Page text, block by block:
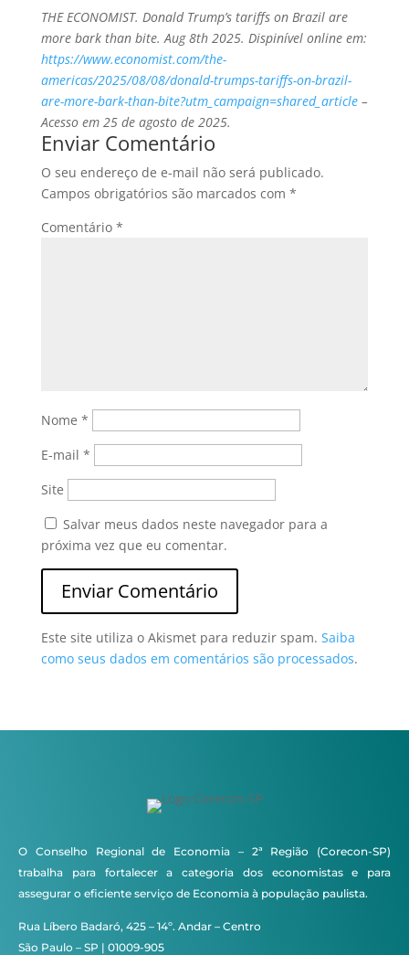
THE ECONOMIST. Donald Trump’s tariffs on Brazil are
more bark than bite. Aug 8th 2025. Dispinível online em:
https://www.economist.com/the-
americas/2025/08/08/donald-trumps-tariffs-on-brazil-
are-more-bark-than-bite?utm_campaign=shared_article–
Acesso em 25 de agosto de 2025.
Enviar Comentário
O seu endereço de e-mail não será publicado.
Campos obrigatórios são marcados com *
Comentário *
Nome *
E-mail *
Site
Salvar meus dados neste navegador para a
próxima vez que eu comentar.
Este site utiliza o Akismet para reduzir spam. Saiba
como seus dados em comentários são processados.
O Conselho Regional de Economia – 2ª Região (Corecon-SP)
trabalha para fortalecer a categoria dos economistas e para
assegurar o eficiente serviço de Economia à população paulista.
Rua Líbero Badaró, 425 – 14º. Andar – Centro
São Paulo – SP | 01009-905